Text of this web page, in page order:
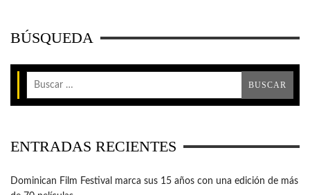
BÚSQUEDA
ENTRADAS RECIENTES
Dominican Film Festival marca sus 15 años con una edición de más